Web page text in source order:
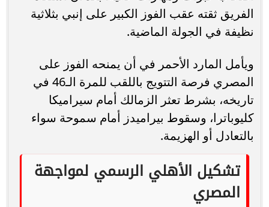
الفريق ثقته عقب الفوز الكبير على إنبي بثلاثية
نظيفة في الجولة الماضية.
ويأمل المارد الأحمر في أن يمنحه الفوز على
المصري فرصة التتويج باللقب للمرة الـ46 في
تاريخه، بشرط تعثر الزمالك أمام سيراميكا
كليوباترا، وسقوط بيراميدز أمام سموحة سواء
بالتعادل أو الهزيمة.
تشكيل الأهلي الرسمي لمواجهة
المصري